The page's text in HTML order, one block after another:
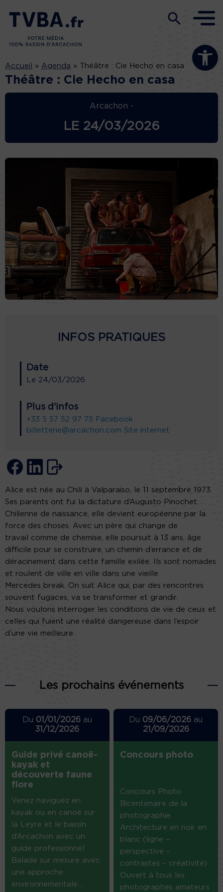
Ouvrir la
Accueil » Agenda » Théâtre : Cie Hecho en casa
Théâtre : Cie Hecho en casa
Arcachon -
LE 24/03/2026
INFOS PRATIQUES
Date
Le 24/03/2026
Plus d'infos
+33 5 57 52 97 75 Facebook
billetterie@arcachon.com Site internet
Alice est née au Chili à Valparaiso, le 11 septembre 1973.
Ses parents ont fui la dictature d’Augusto Pinochet.
Chilienne de naissance, elle devient européenne par la
force des choses. Avec un père qui change de
travail comme de chemise, elle poursuit à 13 ans, âge
difficile pour se construire, un chemin d’errance et de
déracinement dans cette famille exilée. Ils sont nomades
et roulent de ville en ville dans une vieille
Mercedes break. On suit Alice qui, par des rencontres
souvent fugaces, va se transformer et grandir.
Nous voulons interroger les conditions de vie de ceux et
celles qui fuient une réalité dangereuse dans l’espoir
d’une vie meilleure
Les prochains événements
Du 01/01/2026au
31/12/2026
Guide privé canoë-
kayak et
découverte faune
flore
Venez naviguez en
kayak ou en canoë sur
la Leyre et le bassin
d’Arcachon avec un
guide professionnel.
Balade sur mesure avec
une approche
environnementale....
Du 09/06/2026 au
21/09/2026
Concours photo
Concours Photo
Bicentenaire de la
photographie
Architecture en noir en
blanc (ligne –
perspective –
contrastes – créativité)
Ouvert à tous les
photographes amateurs